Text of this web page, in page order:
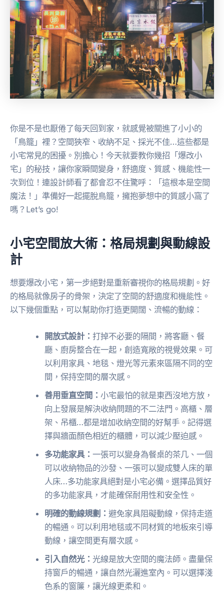
你是不是也厭倦了每天回到家，就感覺被關進了小小的
「鳥籠」裡？空間狹窄、收納不足、採光不佳…這些都是
小宅常見的困擾。別擔心！今天就要教你幾招「爆改小
宅」的秘技，讓你家瞬間變身，舒適度、質感、機能性一
次到位！連設計師看了都會忍不住驚呼：「這根本是空間
魔法！」準備好一起擺脫鳥籠，擁抱夢想中的質感小窩了
嗎？Let’s go!
小宅空間放大術：格局規劃與動線設
計
想要爆改小宅，第一步絕對是重新審視你的格局規劃。好
的格局就像房子的骨架，決定了空間的舒適度和機能性。
以下幾個重點，可以幫助你打造更開闊、流暢的動線：
開放式設計：打掉不必要的隔間，將客廳、餐
廳、廚房整合在一起，創造寬敞的視覺效果。可
以利用家具、地毯、燈光等元素來區隔不同的空
間，保持空間的層次感。
善用垂直空間：小宅最怕的就是東西沒地方放，
向上發展是解決收納問題的不二法門。高櫃、層
架、吊櫃…都是增加收納空間的好幫手。記得選
擇與牆面顏色相近的櫃體，可以減少壓迫感。
多功能家具：一張可以變身為餐桌的茶几、一個
可以收納物品的沙發、一張可以變成雙人床的單
人床…多功能家具絕對是小宅必備。選擇品質好
的多功能家具，才能確保耐用性和安全性。
明確的動線規劃：避免家具阻礙動線，保持走道
的暢通。可以利用地毯或不同材質的地板來引導
動線，讓空間更有層次感。
引入自然光： 光線是放大空間的魔法師。盡量保
持窗戶的暢通，讓自然光灑進室內。可以選擇淺
色系的窗簾，讓光線更柔和。